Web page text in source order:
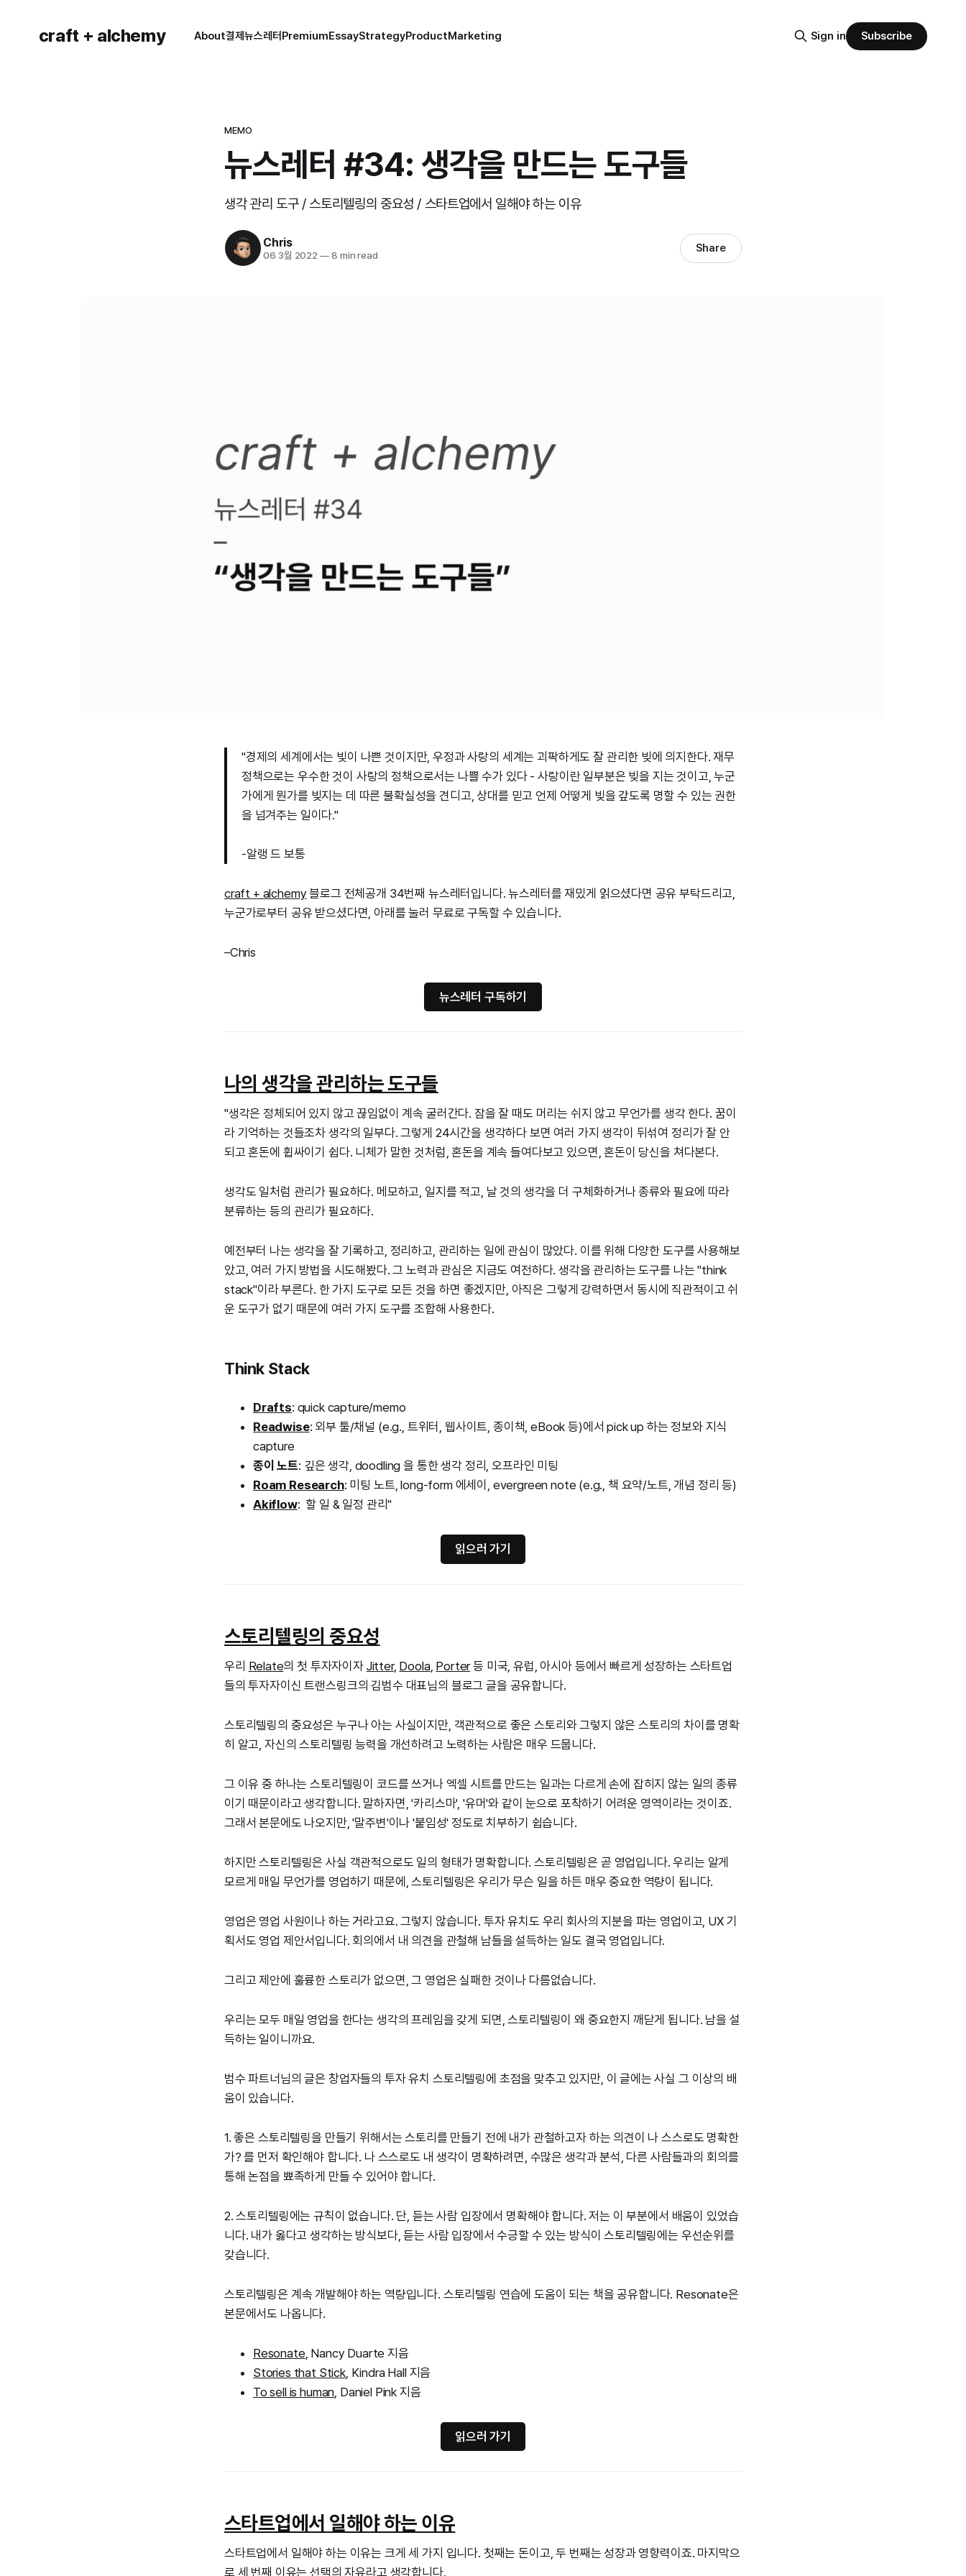
craft + alchemy About결제뉴스레터 PremiumEssayStrategyProductMarketing Sign in Subscribe
MEMO
뉴스레터 #34: 생각을 만드는 도구들
생각 관리 도구 / 스토리텔링의 중요성 / 스타트업에서 일해야 하는 이유
Chris
06 3월 2022 —8 min read
Share
"경제의 세계에서는 빚이 나쁜 것이지만, 우정과 사랑의 세계는 괴팍하게도 잘 관리한 빚에 의지한다. 재무
정책으로는 우수한 것이 사랑의 정책으로서는 나쁠 수가 있다 - 사랑이란 일부분은 빚을 지는 것이고, 누군
가에게 뭔가를 빚지는 데 따른 불확실성을 견디고, 상대를 믿고 언제 어떻게 빚을 갚도록 명할 수 있는 권한
을 넘겨주는 일이다."
-알랭 드 보통
craft + alchemy블로그 전체공개 34번째 뉴스레터입니다. 뉴스레터를 재밌게 읽으셨다면 공유 부탁드리고,
누군가로부터 공유 받으셨다면, 아래를 눌러 무료로 구독할 수 있습니다.
–Chris
뉴스레터 구독하기
나의 생각을 관리하는 도구들
"생각은 정체되어 있지 않고 끊임없이 계속 굴러간다. 잠을 잘 때도 머리는 쉬지 않고 무언가를 생각 한다. 꿈이
라 기억하는 것들조차 생각의 일부다. 그렇게 24시간을 생각하다 보면 여러 가지 생각이 뒤섞여 정리가 잘 안
되고 혼돈에 휩싸이기 쉽다. 니체가 말한 것처럼, 혼돈을 계속 들여다보고 있으면, 혼돈이 당신을 쳐다본다.
생각도 일처럼 관리가 필요하다. 메모하고, 일지를 적고, 날 것의 생각을 더 구체화하거나 종류와 필요에 따라
분류하는 등의 관리가 필요하다.
예전부터 나는 생각을 잘 기록하고, 정리하고, 관리하는 일에 관심이 많았다. 이를 위해 다양한 도구를 사용해보
았고, 여러 가지 방법을 시도해봤다. 그 노력과 관심은 지금도 여전하다. 생각을 관리하는 도구를 나는 "think
stack"이라 부른다. 한 가지 도구로 모든 것을 하면 좋겠지만, 아직은 그렇게 강력하면서 동시에 직관적이고 쉬
운 도구가 없기 때문에 여러 가지 도구를 조합해 사용한다.
Think Stack
Drafts: quick capture/memo
Readwise: 외부 툴/채널 (e.g., 트위터, 웹사이트, 종이책, eBook 등)에서 pick up 하는 정보와 지식
capture
종이 노트: 깊은 생각, doodling 을 통한 생각 정리, 오프라인 미팅
Roam Research: 미팅 노트, long-form 에세이, evergreen note (e.g., 책 요약/노트, 개념 정리 등)
Akiflow: 할 일 & 일정 관리"
읽으러 가기
스토리텔링의 중요성
우리 Relate의 첫 투자자이자 Jitter, Doola, Porter등 미국, 유럽, 아시아 등에서 빠르게 성장하는 스타트업
들의 투자자이신 트랜스링크의 김범수 대표님의 블로그 글을 공유합니다.
스토리텔링의 중요성은 누구나 아는 사실이지만, 객관적으로 좋은 스토리와 그렇지 않은 스토리의 차이를 명확
히 알고, 자신의 스토리텔링 능력을 개선하려고 노력하는 사람은 매우 드뭅니다.
그 이유 중 하나는 스토리텔링이 코드를 쓰거나 엑셀 시트를 만드는 일과는 다르게 손에 잡히지 않는 일의 종류
이기 때문이라고 생각합니다. 말하자면, '카리스마', '유머'와 같이 눈으로 포착하기 어려운 영역이라는 것이죠.
그래서 본문에도 나오지만, '말주변'이나 '붙임성' 정도로 치부하기 쉽습니다.
하지만 스토리텔링은 사실 객관적으로도 일의 형태가 명확합니다. 스토리텔링은 곧 영업입니다. 우리는 알게
모르게 매일 무언가를 영업하기 때문에, 스토리텔링은 우리가 무슨 일을 하든 매우 중요한 역량이 됩니다.
영업은 영업 사원이나 하는 거라고요. 그렇지 않습니다. 투자 유치도 우리 회사의 지분을 파는 영업이고, UX 기
획서도 영업 제안서입니다. 회의에서 내 의견을 관철해 남들을 설득하는 일도 결국 영업입니다.
그리고 제안에 훌륭한 스토리가 없으면, 그 영업은 실패한 것이나 다름없습니다.
우리는 모두 매일 영업을 한다는 생각의 프레임을 갖게 되면, 스토리텔링이 왜 중요한지 깨닫게 됩니다. 남을 설
득하는 일이니까요.
범수 파트너님의 글은 창업자들의 투자 유치 스토리텔링에 초점을 맞추고 있지만, 이 글에는 사실 그 이상의 배
움이 있습니다.
1. 좋은 스토리텔링을 만들기 위해서는 스토리를 만들기 전에 내가 관철하고자 하는 의견이 나 스스로도 명확한
가? 를 먼저 확인해야 합니다. 나 스스로도 내 생각이 명확하려면, 수많은 생각과 분석, 다른 사람들과의 회의를
통해 논점을 뾰족하게 만들 수 있어야 합니다.
2. 스토리텔링에는 규칙이 없습니다. 단, 듣는 사람 입장에서 명확해야 합니다. 저는 이 부분에서 배움이 있었습
니다. 내가 옳다고 생각하는 방식보다, 듣는 사람 입장에서 수긍할 수 있는 방식이 스토리텔링에는 우선순위를
갖습니다.
스토리텔링은 계속 개발해야 하는 역량입니다. 스토리텔링 연습에 도움이 되는 책을 공유합니다. Resonate은
본문에서도 나옵니다.
Resonate , Nancy Duarte 지음
Stories that Stick, Kindra Hall 지음
To sell is human , Daniel Pink 지음
읽으러 가기
스타트업에서 일해야 하는 이유
스타트업에서 일해야 하는 이유는 크게 세 가지 입니다. 첫째는 돈이고, 두 번째는 성장과 영향력이죠. 마지막으
로 세 번째 이유는 선택의 자유라고 생각합니다.